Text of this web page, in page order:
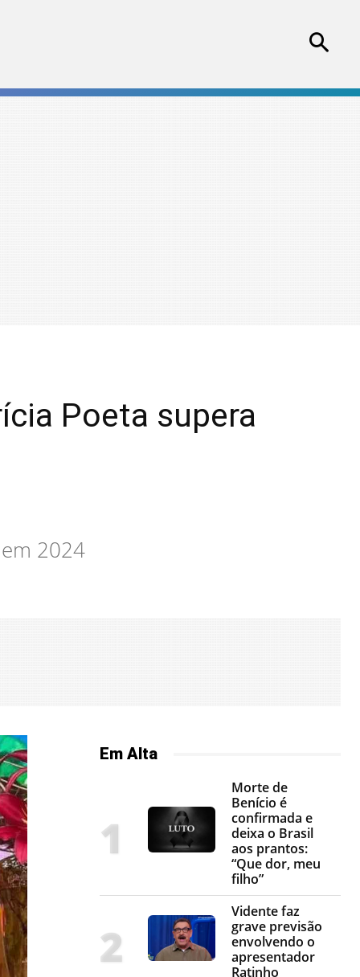
Poeta supera
2024
Em Alta
Morte de
Benício é
confirmada e
deixa o Brasil
aos prantos:
“Que dor, meu
filho”
Vidente faz
grave previsão
envolvendo o
apresentador
Ratinho